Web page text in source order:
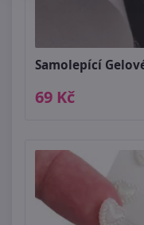
Samolepící
69 Kč